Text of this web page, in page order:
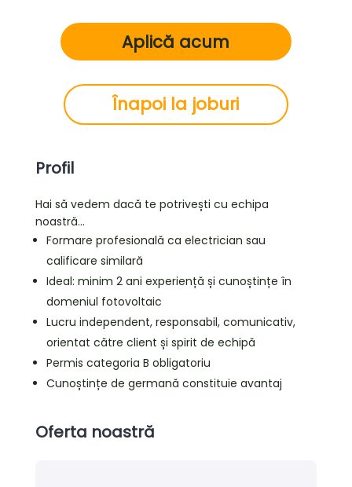
Aplică acum
Înapoi la joburi
Profil
Hai să vedem dacă te potrivești cu echipa
noastră…
Formare profesională ca electrician sau
calificare similară
Ideal: minim 2 ani experiență și cunoștințe în
domeniul fotovoltaic
Lucru independent, responsabil, comunicativ,
orientat către client și spirit de echipă
Permis categoria B obligatoriu
Cunoștințe de germană constituie avantaj
Oferta noastră